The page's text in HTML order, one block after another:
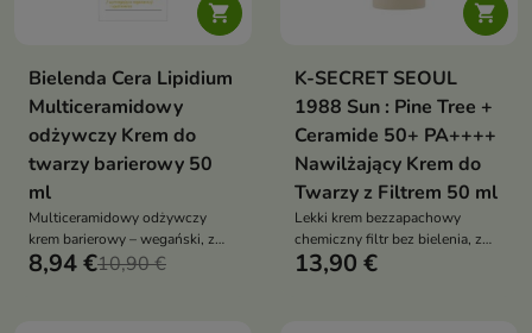

Bielenda Cera Lipidium
Multiceramidowy
odżywczy Krem do
twarzy barierowy 50
ml
Multiceramidowy odżywczy
krem barierowy – wegański, z
neoceramidami, Q10 i
8,94 €10,90 €

K-SECRET SEOUL
1988 Sun : Pine Tree +
Ceramide 50+ PA++++
Nawilżający Krem do
Twarzy z Filtrem 50 ml
Lekki krem bezzapachowy
chemiczny filtr bez bielenia, z
Ceramide NP, niacynamidem i
13,90 €